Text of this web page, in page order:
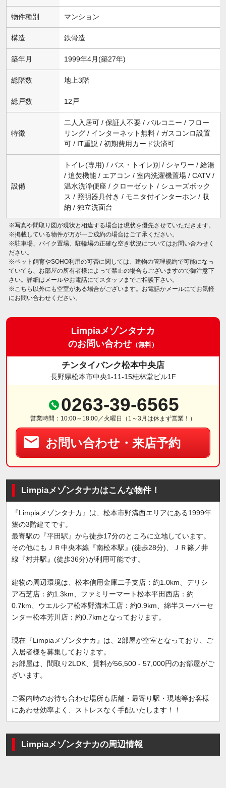
物件種別 マンション
構造 鉄骨造
築年月 1999年4月(築27年)
総階数 地上3階
総戸数 12戸
特徴
二人入居可 / 保証人不要 / バルコニー / フロー
リング / インターネット無料 / ガスコンロ設置
可 / IT重説 / 初期費用カード決済可
設備
トイレ(専用) / バス・トイレ別 / シャワー / 給湯
/ 追焚機能 / エアコン / 室内洗濯機置場 / CATV /
温水洗浄便座 / クローゼット / シューズボック
ス / 照明器具付き / モニタ付インターホン / 収
納 / 独立洗面台
※写真や間取り図が現状と相違する場合は現状を優先させていただきます。
※掲載している物件が万が一ご成約の場合はご了承ください。
※駐車場、バイク置場、駐輪場の正確な空き状況についてはお問い合わせく
ださい。
※ペット飼育やSOHO利用の可否に関しては、建物の管理規約で可能になっ
ていても、お部屋の所有者様によって禁止の場合もございますので御注意下
さい。詳細はメールやお電話にてスタッフまでご相談下さい。
※こちら以外にも空室がある場合がございます。お電話かメールにてお気軽
にお問い合わせください。
Limpiaメゾンタナカ
のお問い合わせ （無料）
チンタイバンク松本中央店
長野県松本市中央1-11-15桂林堂ビル1F
0263-39-6565
営業時間：10:00～18:00／火曜日（1～3月は休まず営業！）
お問い合わせ・来店予約
Limpiaメゾンタナカはこんな物件！
『Limpiaメゾンタナカ』は、松本市野溝西エリアにある1999年
築の3階建てです。
最寄駅の『平田駅』から徒歩17分のところに立地しています。
その他にもＪＲ中央本線『南松本駅』(徒歩28分)、ＪＲ篠ノ井
線『村井駅』(徒歩36分)が利用可能です。
建物の周辺環境は、松本信用金庫二子支店：約1.0km、デリシ
ア石芝店：約1.3km、ファミリーマート松本平田西店：約
0.7km、ウエルシア松本野溝木工店：約0.9km、綿半スーパーセ
ンター松本芳川店：約0.7kmとなっております。
現在『Limpiaメゾンタナカ』は、2部屋が空室となっており、ご
入居者様を募集しております。
お部屋は、間取り2LDK、賃料が56,500 - 57,000円のお部屋がご
ざいます。
ご案内時のお待ち合わせ場所も店舗・最寄り駅・現地等お客様
にあわせ効率よく、ストレスなく手配いたします！！
Limpiaメゾンタナカの周辺情報